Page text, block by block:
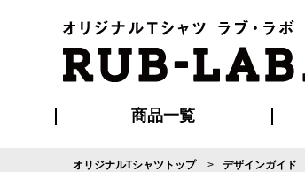
商品一覧
オリジナルTシャツトップ デザインガイド